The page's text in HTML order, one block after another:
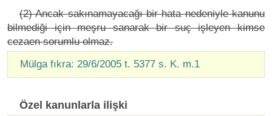
(2) Ancak sakınamayacağı bir hata nedeniyle kanunu
bilmediği için meşru sanarak bir suç işleyen kimse
cezaen sorumlu olmaz.
Mülga fıkra: 29/6/2005 t. 5377 s. K. m.1
Özel kanunlarla ilişki